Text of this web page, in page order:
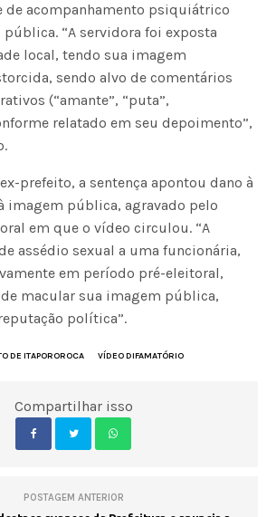
de acompanhamento psiquiátrico
pública. “A servidora foi exposta
local, tendo sua imagem
sendo alvo de comentários
(“amante”, “puta”,
relatado em seu depoimento”,
prefeito, a sentença apontou dano à
imagem pública, agravado pelo
em que o vídeo circulou. “A
assédio sexual a uma funcionária,
em período pré-eleitoral,
macular sua imagem pública,
política”.
DE ITAPOROROCA VÍDEO DIFAMATÓRIO
Compartilhar isso
POSTAGEM ANTERIOR